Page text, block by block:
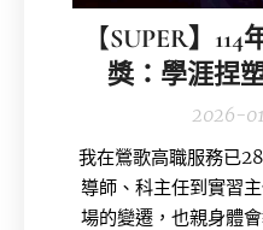
【SUPER】
獎：學涯捏
2026-
我在鶯歌高職服務已
導師、科主任到實習
場的變遷，也親身體